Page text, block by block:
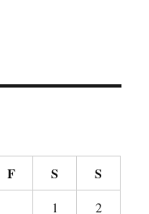
F S S
1
2